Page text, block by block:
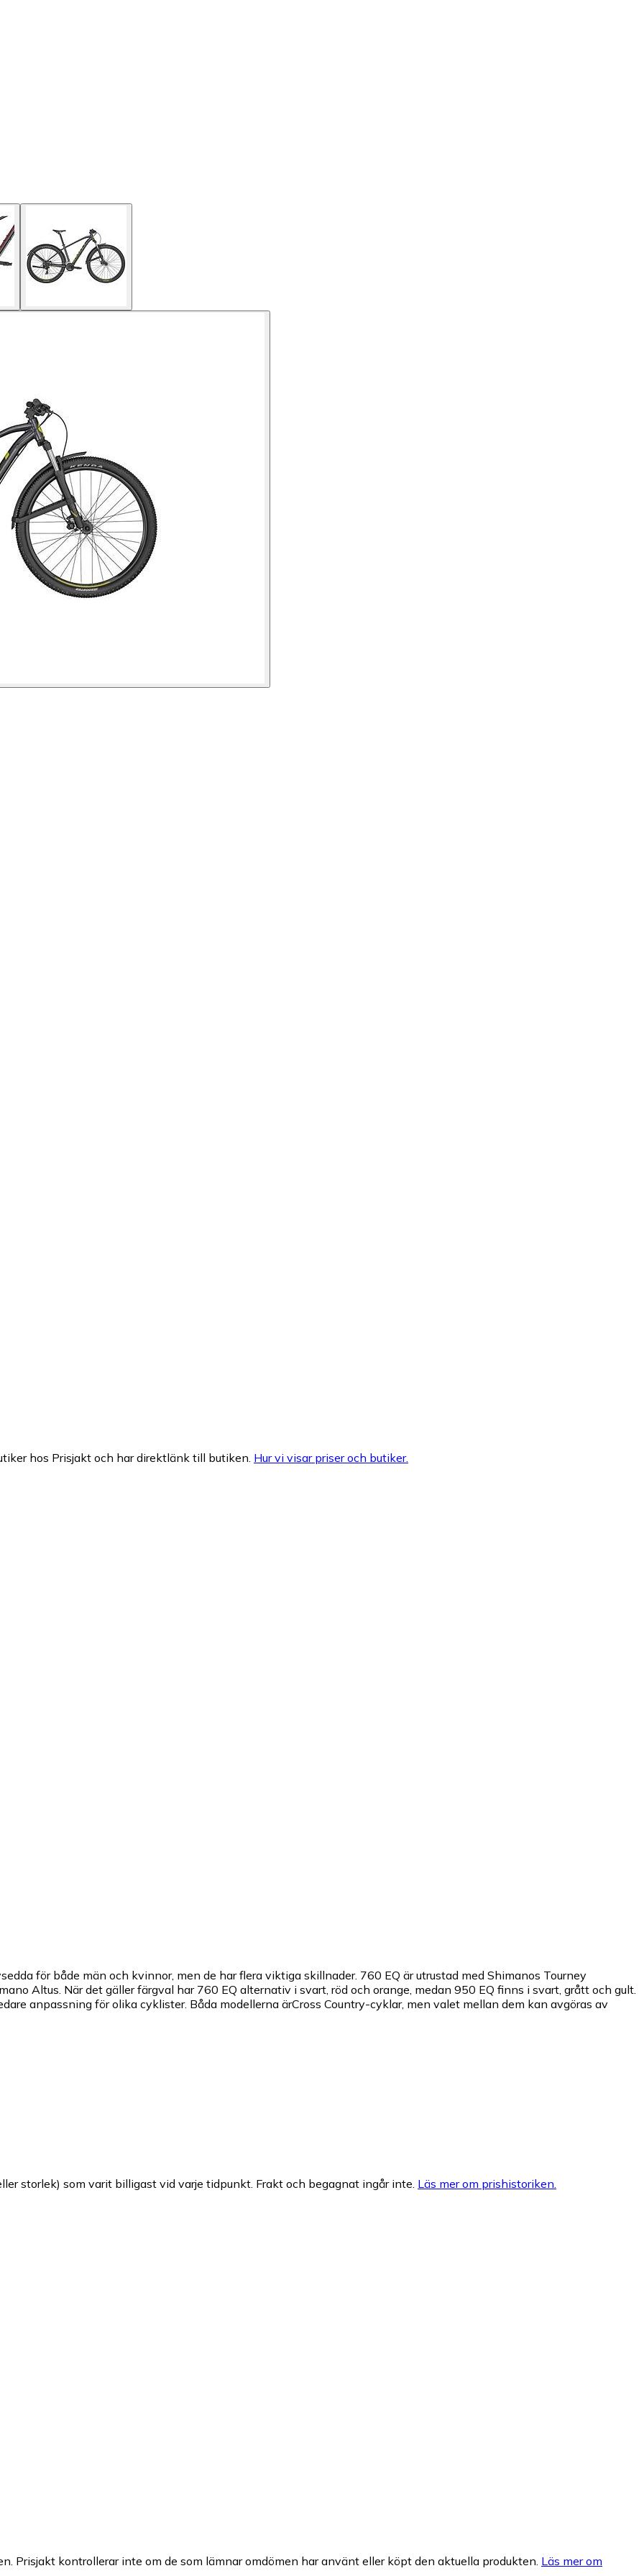
hos Prisjakt och har direktlänk till butiken. Hur vi visar priser och butiker.
för både män och kvinnor, men de har flera viktiga skillnader. 760 EQ är utrustad med Shimanos Tourney
Altus. När det gäller färgval har 760 EQ alternativ i svart, röd och orange, medan 950 EQ finns i svart, grått och gult.
anpassning för olika cyklister. Båda modellerna ärCross Country-cyklar, men valet mellan dem kan avgöras av
storlek) som varit billigast vid varje tidpunkt. Frakt och begagnat ingår inte. Läs mer om prishistoriken.
Prisjakt kontrollerar inte om de som lämnar omdömen har använt eller köpt den aktuella produkten. Läs mer om